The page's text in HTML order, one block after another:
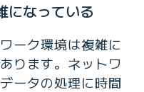
になっている
ーク環境は複雑に
ります。ネットワ
ータの処理に時間